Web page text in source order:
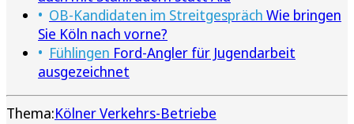
OB-Kandidaten im Streitgespräch Wie bringen
Sie Köln nach vorne?
Fühlingen Ford-Angler für Jugendarbeit
ausgezeichnet
Thema:Kölner Verkehrs-Betriebe